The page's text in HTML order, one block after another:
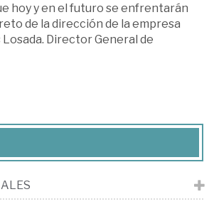
hoy y en el futuro se enfrentarán
de la dirección de la empresa
Director General de